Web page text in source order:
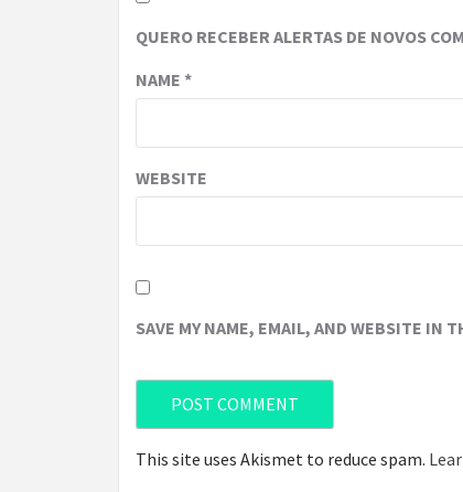
QUERO RECEBER ALERTAS DE NOVOS
NAME *
WEBSITE
SAVE MY NAME, EMAIL, AND WEBSITE IN
This site uses Akismet to reduce spam.